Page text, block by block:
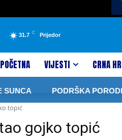
31.7 C Prijedor
POČETNA VIJESTI CRNA
PODRŠKA
topić
gojko topić